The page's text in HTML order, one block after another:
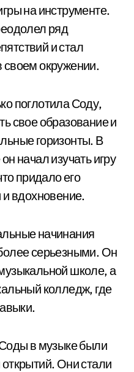
на инструменте.
ряд
и стал
окружении.
поглотила Соду,
свое образование и
горизонты. В
начал изучать игру
придало его
и вдохновение.
начинания
серьезными. Он
школе, а
колледж, где
в музыке были
Они стали